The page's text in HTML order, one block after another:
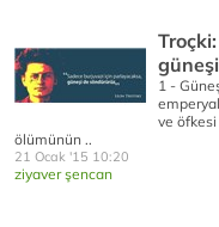
1 -
ve
ölümünün ..
21 Ocak '15 10:20
ziyaver şencan